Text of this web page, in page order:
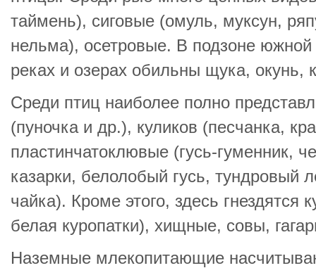
таймень), сиговые (омуль, муксун,
нельма), осетровые. В подзоне
реках и озерах обильны щука, окунь,
Среди птиц наиболее полно
(пуночка и др.), куликов (песчанка,
пластинчатоклювые (гусь-гуменник,
казарки, белолобый гусь, тундровый
чайка). Кроме этого, здесь гнездятся
белая куропатки), хищные, совы,
Наземные млекопитающие